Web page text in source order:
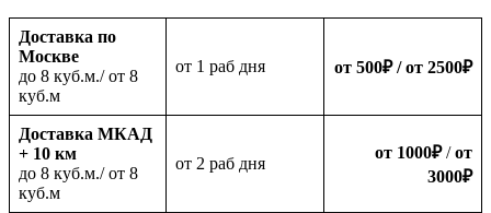
Доставка по
Москве
до 8 куб.м./ от 8
куб.м
oт 1 раб дня от 500₽/ от 2500₽
Доставка МКАД
+ 10 км
до 8 куб.м./ от 8
куб.м
oт 2 раб дня
от 1000₽/от
3000₽